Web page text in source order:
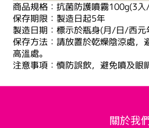
商品規格：抗菌防護噴霧100g(3
保存期限：製造日起5年
製造日期：標示於瓶身(月/日/西元
保存方法：請放置於乾燥陰涼處，
高溫處。
注意事項：慎防誤飲，避免噴及眼
關於我